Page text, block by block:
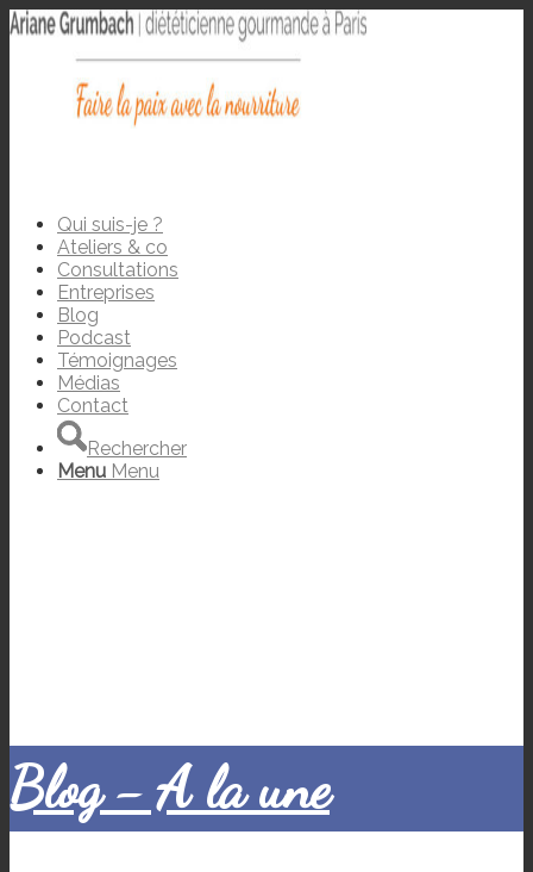
Qui suis-je ?
Ateliers & co
Consultations
Entreprises
Blog
Podcast
Témoignages
Médias
Contact
Rechercher
Menu Menu
Blog - A la une